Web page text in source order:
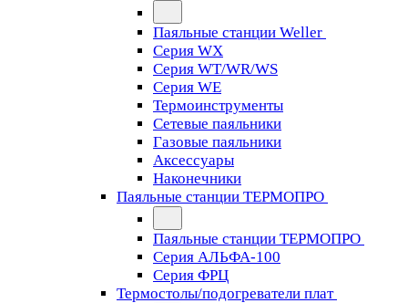
Паяльные станции Weller
Серия WX
Серия WT/WR/WS
Серия WE
Термоинструменты
Сетевые паяльники
Газовые паяльники
Аксессуары
Наконечники
Паяльные станции ТЕРМОПРО
Паяльные станции ТЕРМОПРО
Серия АЛЬФА-100
Серия ФРЦ
Термостолы/подогреватели плат